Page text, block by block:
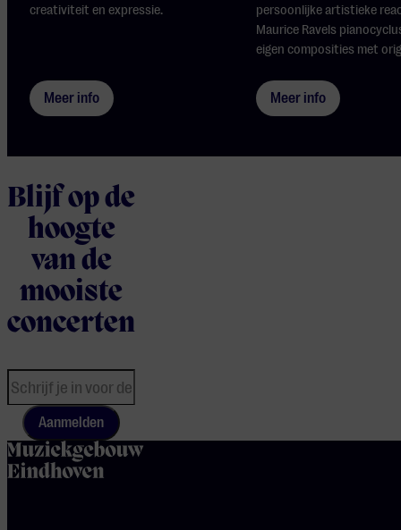
creativiteit en expressie.
Meer info
persoonlijke artistieke
Maurice Ravels
eigen composities met
Meer info
Blijf op de
hoogte
van de
mooiste
concerten
Aanmelden